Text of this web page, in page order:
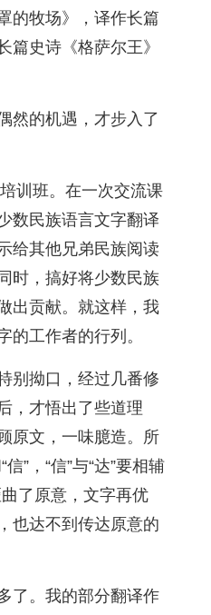
的牧场》，译作长篇
史诗《格萨尔王》
然的机遇，才步入了
训班。在一次交流课
数民族语言文字翻译
给其他兄弟民族阅读
时，搞好将少数民族
出贡献。就这样，我
工作者的行列。
别拗口，经过几番修
，才悟出了些道理
原文，一味臆造。所
”，“信”与“达”要相辅
了原意，文字再优
也达不到传达原意的
了。我的部分翻译作